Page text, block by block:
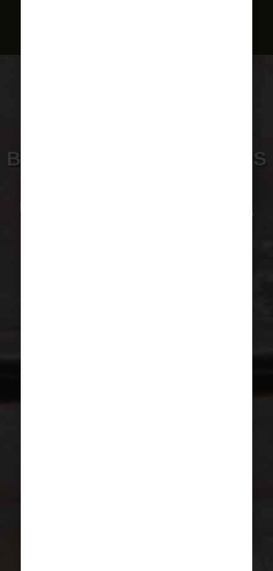
BUSCAMOS VOLUNTARIOS
UNA MISIÓN FORMATIVA